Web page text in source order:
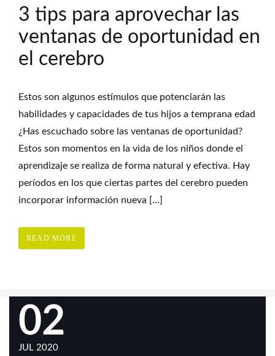
3 tips para aprovechar las
ventanas de oportunidad en
el cerebro
Estos son algunos estímulos que potenciarán las
habilidades y capacidades de tus hijos a temprana edad
¿Has escuchado sobre las ventanas de oportunidad?
Estos son momentos en la vida de los niños donde el
aprendizaje se realiza de forma natural y efectiva. Hay
períodos en los que ciertas partes del cerebro pueden
incorporar información nueva [...]
READ MORE
02
JUL 2020